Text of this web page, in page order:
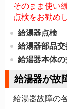
そのまま使い
点検をお勧め
給湯器点検
給湯器部品
給湯器本体
給湯器が故
給湯器故障の